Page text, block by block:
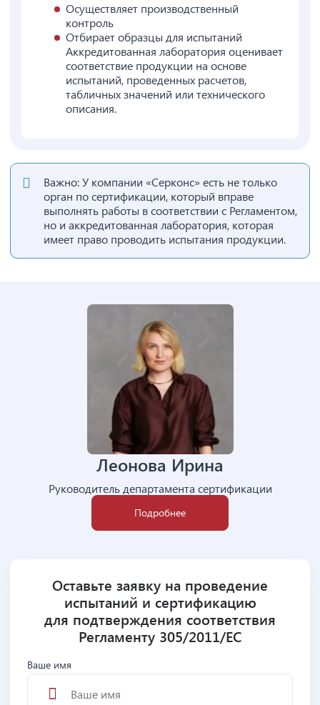
Осуществляет производственный
контроль
Отбирает образцы для испытаний
Аккредитованная лаборатория оценивает
соответствие продукции на основе
испытаний, проведенных расчетов,
табличных значений или технического
описания.
Важно: У компании «Серконс» есть не только
орган по сертификации, который вправе
выполнять работы в соответствии с Регламентом,
но и аккредитованная лаборатория, которая
имеет право проводить испытания продукции.
Леонова Ирина
Руководитель департамента сертификации
Подробнее
Оставьте заявку на проведение
испытаний и сертификацию
для подтверждения соответствия
Регламенту 305/2011/EC
Ваше имя